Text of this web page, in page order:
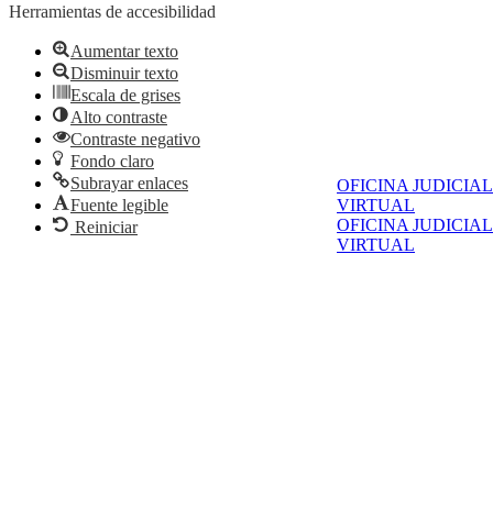
OFICINA JUDICIAL
VIRTUAL
OFICINA JUDICIAL
VIRTUAL
Herramientas de accesibilidad
Aumentar texto
Disminuir texto
Escala de grises
Alto contraste
Contraste negativo
Fondo claro
Subrayar enlaces
Fuente legible
Reiniciar